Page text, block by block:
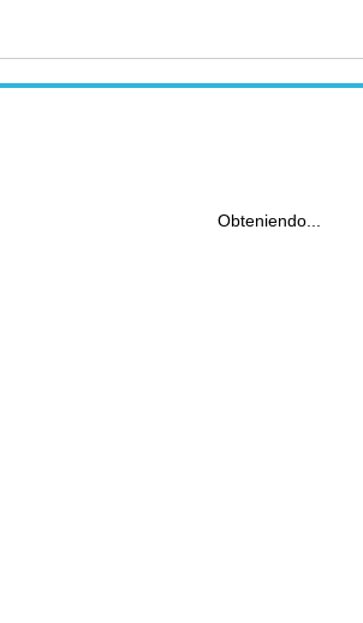
Obteniendo...